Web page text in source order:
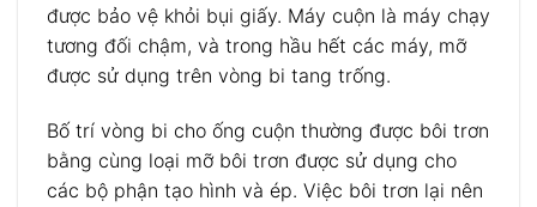
được bảo vệ khỏi bụi giấy. Máy cuộn là máy chạy
tương đối chậm, và trong hầu hết các máy, mỡ
được sử dụng trên vòng bi tang trống.
Bố trí vòng bi cho ống cuộn thường được bôi trơn
bằng cùng loại mỡ bôi trơn được sử dụng cho
các bộ phận tạo hình và ép. Việc bôi trơn lại nên